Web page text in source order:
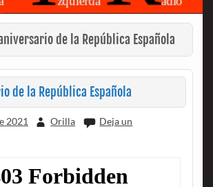
de la República Española
de la República Española
2021 Orilla
Deja un